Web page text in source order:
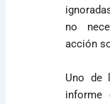
no
acción
Uno de
informe